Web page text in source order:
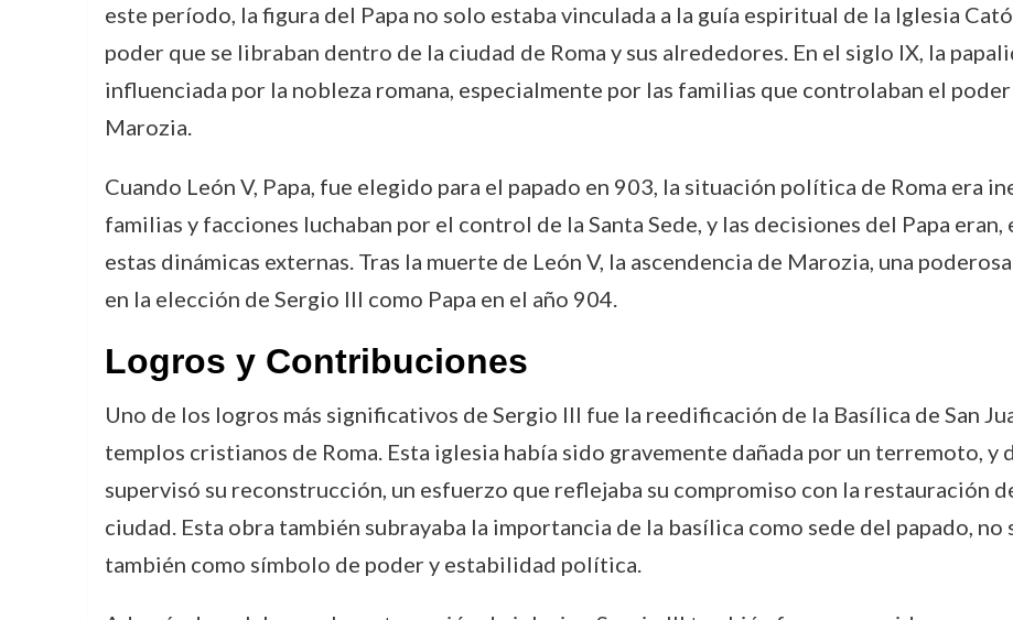
este período, la figura del Papa no solo estaba vinculada a la guía espiritual de la Iglesia
poder que se libraban dentro de la ciudad de Roma y sus alrededores. En el siglo IX, la
influenciada por la nobleza romana, especialmente por las familias que controlaban el
Marozia.
Cuando León V, Papa, fue elegido para el papado en 903, la situación política de Roma era
familias y facciones luchaban por el control de la Santa Sede, y las decisiones del Papa
estas dinámicas externas. Tras la muerte de León V, la ascendencia de Marozia, una
en la elección de Sergio III como Papa en el año 904.
Logros y Contribuciones
Uno de los logros más significativos de Sergio III fue la reedificación de la Basílica de San
templos cristianos de Roma. Esta iglesia había sido gravemente dañada por un terremoto, y
supervisó su reconstrucción, un esfuerzo que reflejaba su compromiso con la restauración
ciudad. Esta obra también subrayaba la importancia de la basílica como sede del papado,
también como símbolo de poder y estabilidad política.